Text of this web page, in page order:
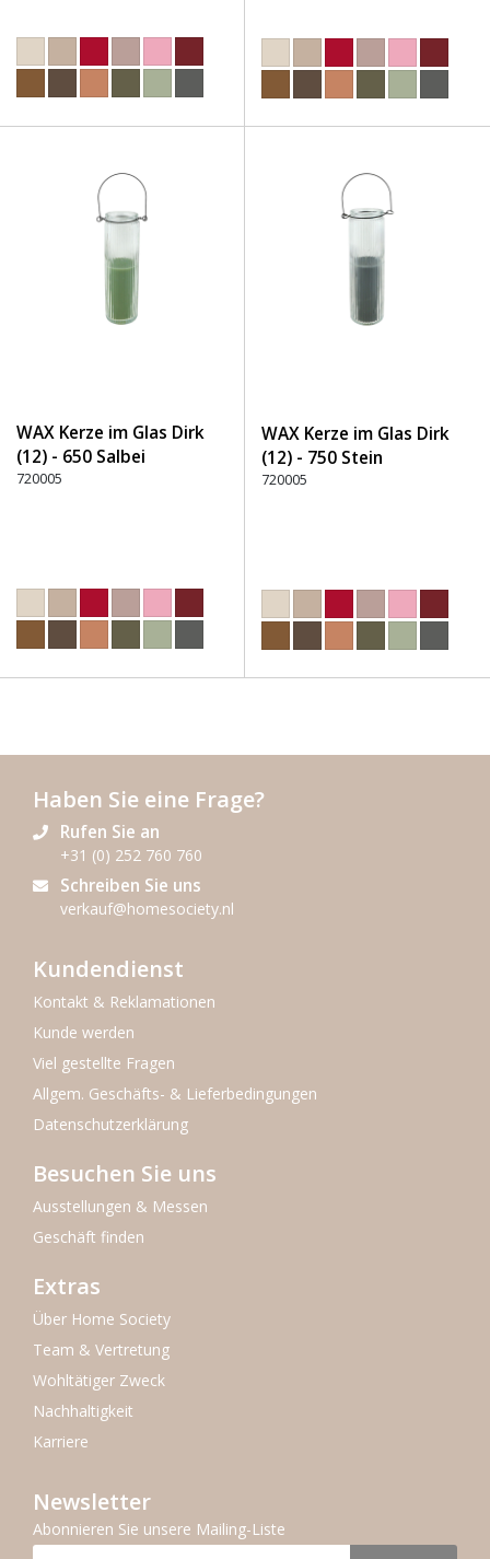
WAX Kerze im Glas Dirk
(12) - 650 Salbei
720005
WAX Kerze im Glas Dirk
(12) - 750 Stein
720005
Haben Sie eine Frage?
Rufen Sie an
+31 (0) 252 760 760
Schreiben Sie uns
verkauf@homesociety.nl
Kundendienst
Kontakt & Reklamationen
Kunde werden
Viel gestellte Fragen
Allgem. Geschäfts- & Lieferbedingungen
Datenschutzerklärung
Besuchen Sie uns
Ausstellungen & Messen
Geschäft finden
Extras
Über Home Society
Team & Vertretung
Wohltätiger Zweck
Nachhaltigkeit
Karriere
Newsletter
Abonnieren Sie unsere Mailing-Liste